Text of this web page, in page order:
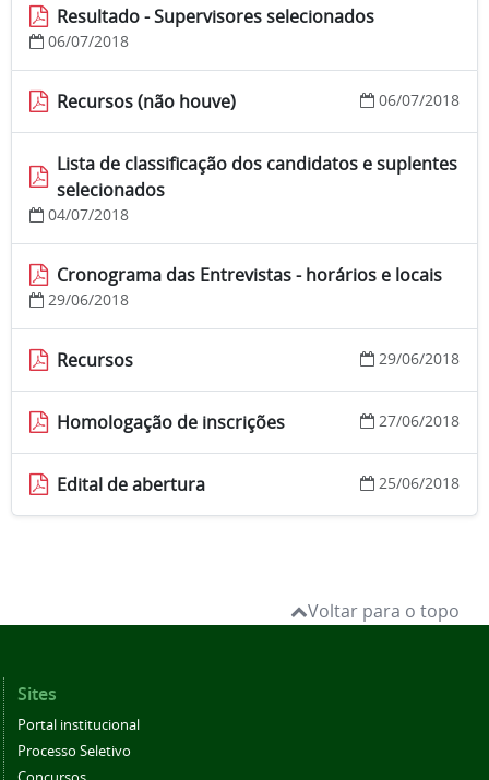
Resultado - Supervisores selecionados
06/07/2018
Recursos (não houve) 06/07/2018
Lista de classificação dos candidatos e suplentes
selecionados
04/07/2018
Cronograma das Entrevistas - horários e locais
29/06/2018
Recursos 29/06/2018
Homologação de inscrições 27/06/2018
Edital de abertura 25/06/2018
Voltar para o topo
Sites
Portal institucional
Processo Seletivo